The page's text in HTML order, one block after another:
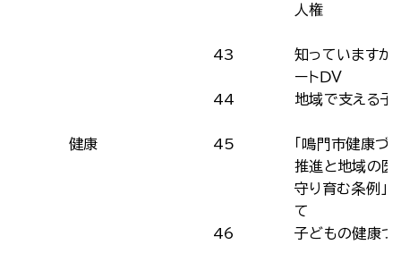
人権
43
知っていますか
ートＤＶ
44
地域で支える子
健康 45
「鳴門市健康づ
推進と地域の医
守り育む条例」
て
46
子どもの健康づ